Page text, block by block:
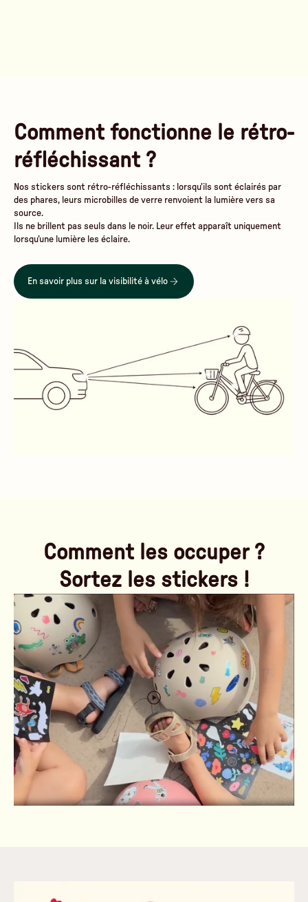
Comment fonctionne le rétro-
réfléchissant ?
Nos stickers sont rétro-réfléchissants : lorsqu’ils sont éclairés par
des phares, leurs microbilles de verre renvoient la lumière vers sa
source.
Ils ne brillent pas seuls dans le noir. Leur effet apparaît uniquement
lorsqu’une lumière les éclaire.
En savoir plus sur la visibilité à vélo
Comment les occuper ?
Sortez les stickers !